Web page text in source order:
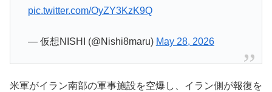
pic.twitter.com/OyZY3KzK9Q
— 仮想NISHI (@Nishi8maru) May 28, 2026
米軍がイラン南部の軍事施設を空爆し、イラン側が報復を